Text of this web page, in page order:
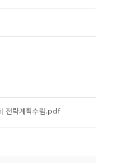
전략계획수립.pdf